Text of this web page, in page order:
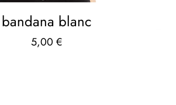
bandana blanc
5,00 €